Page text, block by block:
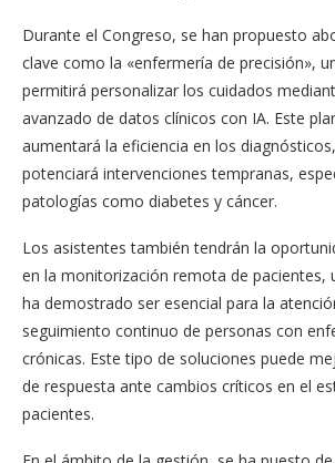
Durante el Congreso, se han propuesto
clave como la «enfermería de precisión»,
permitirá personalizar los cuidados
avanzado de datos clínicos con IA. Este
aumentará la eficiencia en los
potenciará intervenciones tempranas,
patologías como diabetes y cáncer.
Los asistentes también tendrán la
en la monitorización remota de pacientes,
ha demostrado ser esencial para la
seguimiento continuo de personas con
crónicas. Este tipo de soluciones puede
de respuesta ante cambios críticos en el
pacientes.